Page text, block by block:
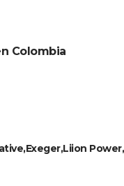
Colombia
ExegerLiion Power